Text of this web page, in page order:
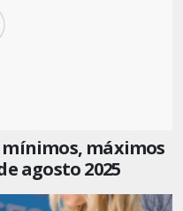
mínimos, máximos
agosto 2025